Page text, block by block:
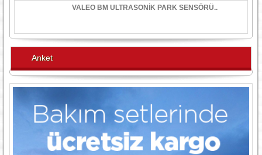
VALEO BM ULTRASONİK PARK SENSÖRÜ..
Anket